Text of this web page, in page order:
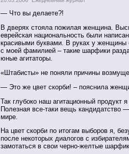
— Что вы делаете?!
В дверях стояла пожилая женщина.
еврейская национальность были
красивыми буквами. В руках у
с моей фамилией – такие шарфики
юные агитаторы.
«Штабисты» не поняли причины
— Это же цвет скорби! – пояснила
Так глубоко наш агитационный продукт я
Полезная все-таки вещь кандидатство
мире.
На цвет скорби по итогам выборов я,
после некоторых диалогов с
замотаться в свои черно-желтые